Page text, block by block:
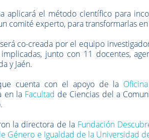
aplicará el método científico para
comité experto, para transformarlas
co-creada por el equipo
junto con 11 docentes,
y Jaén.
cuenta con el apoyo de la
en la Facultad de Ciencias del a
la directora de la Fundación
Género e Igualdad de la Universidad